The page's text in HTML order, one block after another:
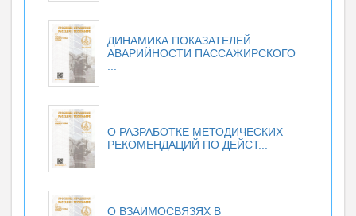
ДИНАМИКА ПОКАЗАТЕЛЕЙ
АВАРИЙНОСТИ ПАССАЖИРСКОГО
...
О РАЗРАБОТКЕ МЕТОДИЧЕСКИХ
РЕКОМЕНДАЦИЙ ПО ДЕЙСТ...
О ВЗАИМОСВЯЗЯХ В